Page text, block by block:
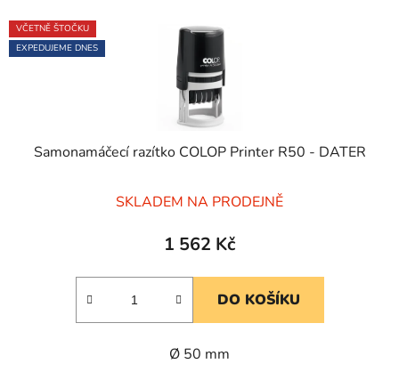
VČETNĚ ŠTOČKU
EXPEDUJEME DNES
Samonamáčecí razítko COLOP Printer R50 - DATER
hodnocení
produktu
5,0
hvězdiček.
SKLADEM NA PRODEJNĚ
1 562 Kč
DO KOŠÍKU
Ø 50 mm